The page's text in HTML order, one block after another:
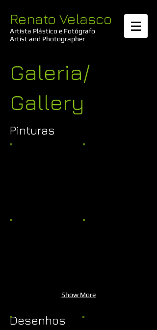
Renato Velasco
Artista Plástico e Fotógrafo​
Artist and Photographer
Galeria/
Gallery
Pinturas
Show More
Desenhos